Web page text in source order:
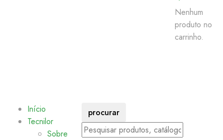
Nenhum
produto no
carrinho.
Início
Tecnilor
Sobre
procurar